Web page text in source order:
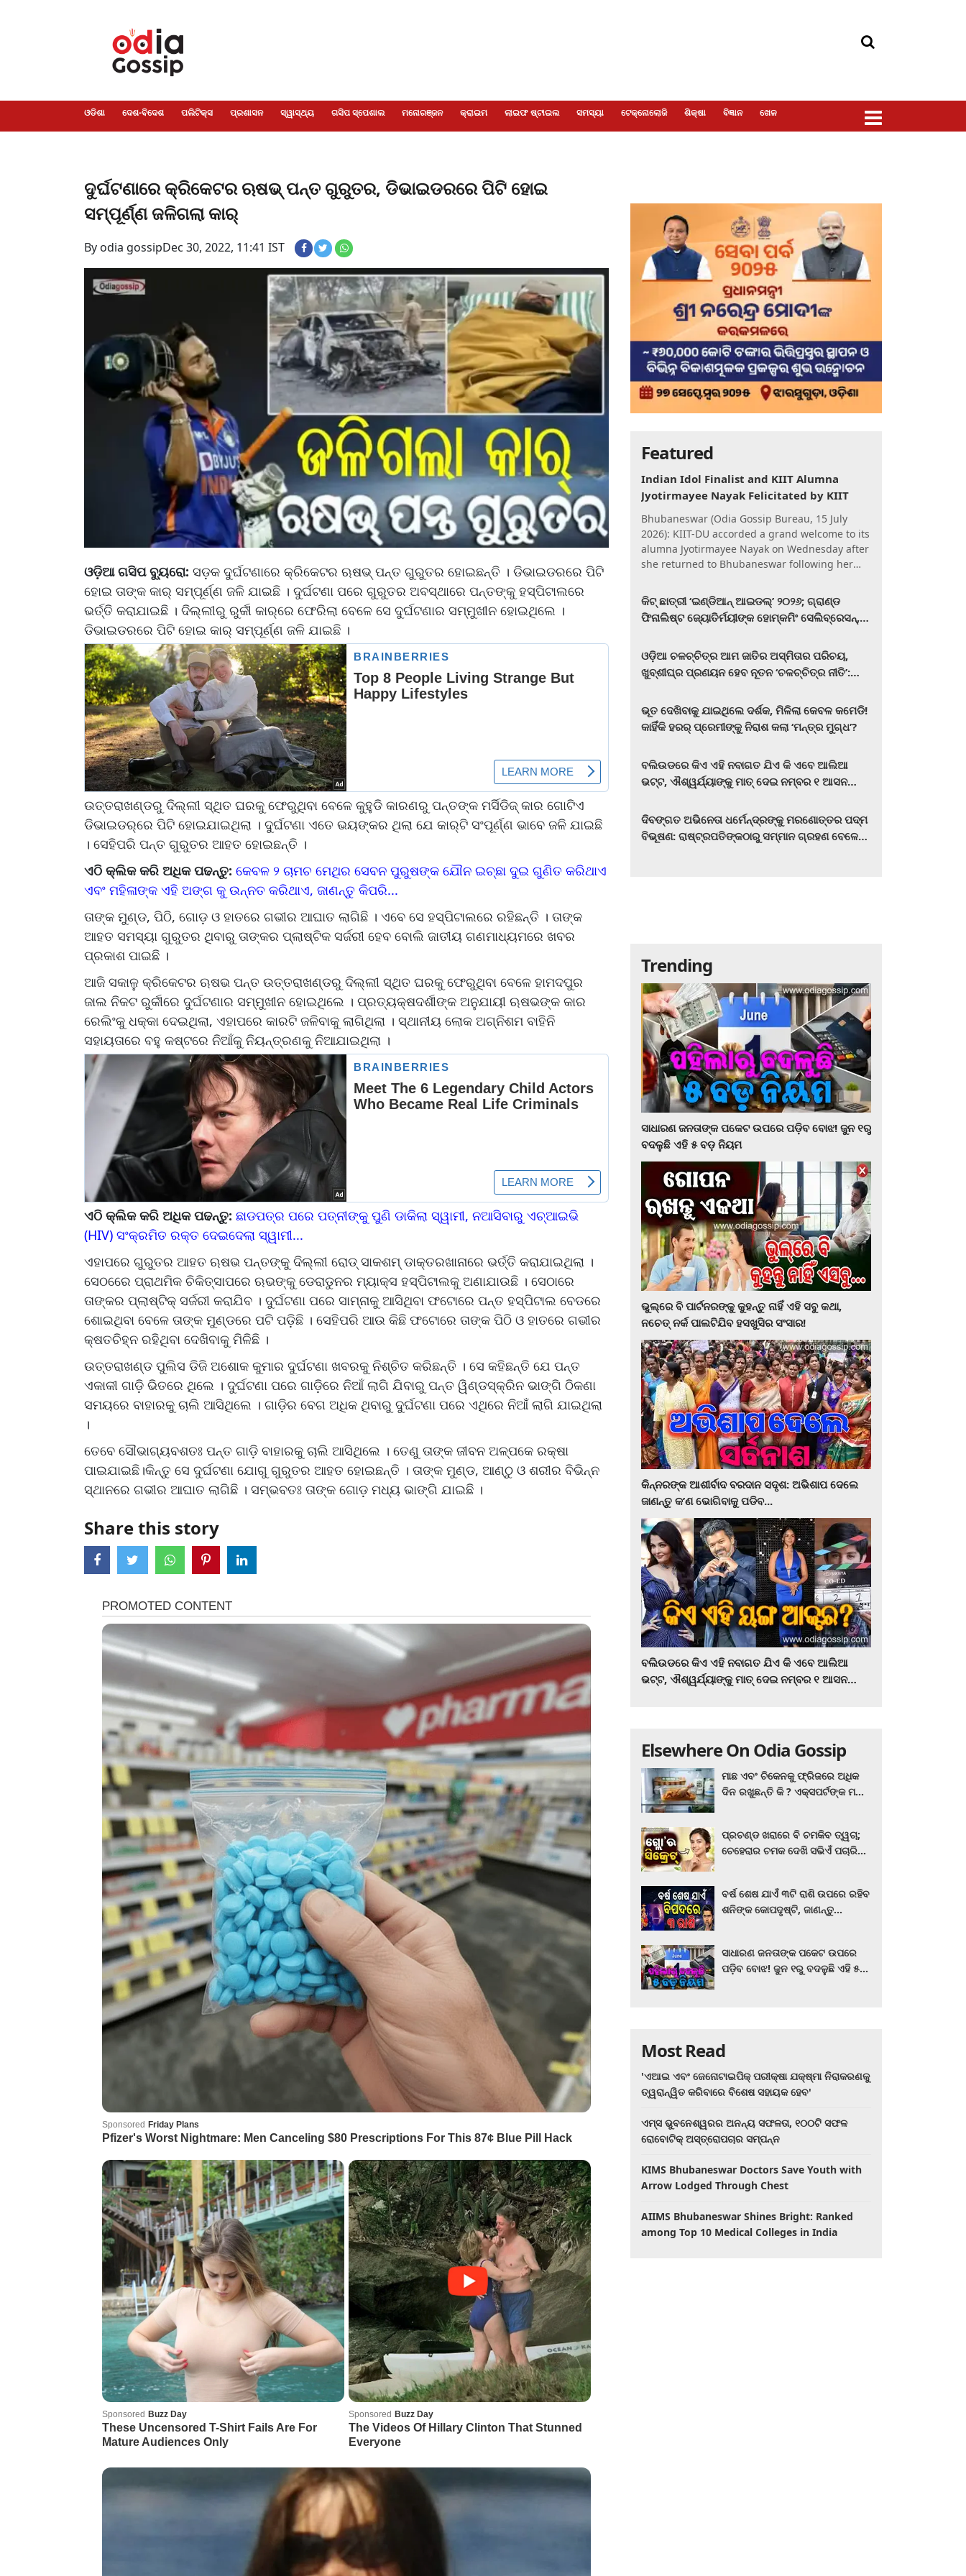
ଓଡିଶା ଦେଶ-ବିଦେଶ ପଲିଟିକ୍ସ ପ୍ରଶାସନ ସ୍ୱାସ୍ଥ୍ୟ ଗସିପ ସ୍ପେଶାଲ ମନୋରଞ୍ଜନ କ୍ରାଇମ ଲାଇଫ ଷ୍ଟାଇଲ ସମସ୍ୟା ଟେକ୍ନୋଲୋଜି ଶିକ୍ଷା ବିଜ୍ଞାନ ଖେଳ
ଦୁର୍ଘଟଣାରେ କ୍ରିକେଟର ଋଷଭ୍ ପନ୍ତ ଗୁରୁତର, ଡିଭାଇଡରରେ ପିଟି ହୋଇ
ସମ୍ପୂର୍ଣ୍ଣ ଜଳିଗଲା କାର୍
By odia gossipDec 30, 2022, 11:41 IST
ଓଡ଼ିଆ ଗସିପ ବ୍ୟୁରୋ: ସଡ଼କ ଦୁର୍ଘଟଣାରେ କ୍ରିକେଟର ଋଷଭ୍ ପନ୍ତ ଗୁରୁତର ହୋଇଛନ୍ତି । ଡିଭାଇଡରରେ ପିଟି
ହୋଇ ତାଙ୍କ କାର୍ ସମ୍ପୂର୍ଣ୍ଣ ଜଳି ଯାଇଛି । ଦୁର୍ଘଟଣା ପରେ ଗୁରୁତର ଅବସ୍ଥାରେ ପନ୍ତଙ୍କୁ ହସ୍ପିଟାଲରେ
ଭର୍ତ୍ତି କରାଯାଇଛି । ଦିଲ୍ଲୀରୁ ରୁର୍କୀ କାର୍‌ରେ ଫେରିଲା ବେଳେ ସେ ଦୁର୍ଘଟଣାର ସମ୍ମୁଖୀନ ହୋଇଥିଲେ ।
ଡିଭାଇଡରରେ ପିଟି ହୋଇ କାର୍ ସମ୍ପୂର୍ଣ୍ଣ ଜଳି ଯାଇଛି ।
ଉତ୍ତରାଖଣ୍ଡରୁ ଦିଲ୍ଲୀ ସ୍ଥିତ ଘରକୁ ଫେରୁଥିବା ବେଳେ କୁହୁଡି କାରଣରୁ ପନ୍ତଙ୍କ ମର୍ସିଡିଜ୍‌ କାର ଗୋଟିଏ
ଡିଭାଇଡର୍‌ରେ ପିଟି ହୋଇଯାଇଥିଲା । ଦୁର୍ଘଟଣା ଏତେ ଭୟଙ୍କର ଥିଲା ଯେ କାର୍‌ଟି ସଂପୂର୍ଣ୍ଣ ଭାବେ ଜଳି ଯାଇଛି
। ସେହିପରି ପନ୍ତ ଗୁରୁତର ଆହତ ହୋଇଛନ୍ତି ।
ଏଠି କ୍ଲିକ କରି ଅଧିକ ପଢନ୍ତୁ: କେବଳ ୨ ଚାମଚ ମେଥିର ସେବନ ପୁରୁଷଙ୍କ ଯୌନ ଇଚ୍ଛା ଦୁଇ ଗୁଣିତ କରିଥାଏ
ଏବଂ ମହିଳାଙ୍କ ଏହି ଅଙ୍ଗ କୁ ଉନ୍ନତ କରିଥାଏ, ଜାଣନ୍ତୁ କିପରି...
ତାଙ୍କ ମୁଣ୍ଡ, ପିଠି, ଗୋଡ଼ ଓ ହାତରେ ଗଭୀର ଆଘାତ ଲାଗିଛି । ଏବେ ସେ ହସ୍ପିଟାଲରେ ରହିଛନ୍ତି । ତାଙ୍କ
ଆହତ ସମସ୍ୟା ଗୁରୁତର ଥିବାରୁ ତାଙ୍କର ପ୍ଲାଷ୍ଟିକ ସର୍ଜରୀ ହେବ ବୋଲି ଜାତୀୟ ଗଣମାଧ୍ୟମରେ ଖବର
ପ୍ରକାଶ ପାଇଛି ।
ଆଜି ସକାଳୁ କ୍ରିକେଟର ଋଷଭ ପନ୍ତ ଉତ୍ତରାଖଣ୍ଡରୁ ଦିଲ୍ଲୀ ସ୍ଥିତ ଘରକୁ ଫେରୁଥିବା ବେଳେ ହାମଦପୁର
ଜାଲ ନିକଟ ରୁର୍କୀରେ ଦୁର୍ଘଟଣାର ସମ୍ମୁଖୀନ ହୋଇଥିଲେ । ପ୍ରତ୍ୟକ୍ଷଦର୍ଶୀଙ୍କ ଅନୁଯାୟୀ ଋଷଭଙ୍କ କାର
ରେଲିଂକୁ ଧକ୍କା ଦେଇଥିଲା, ଏହାପରେ କାରଟି ଜଳିବାକୁ ଲାଗିଥିଲା । ସ୍ଥାନୀୟ ଲୋକ ଅଗ୍ନିଶମ ବାହିନି
ସହାୟତାରେ ବହୁ କଷ୍ଟରେ ନିଆଁକୁ ନିୟନ୍ତ୍ରଣକୁ ନିଆଯାଇଥିଲା ।
ଏଠି କ୍ଲିକ କରି ଅଧିକ ପଢନ୍ତୁ: ଛାଡପତ୍ର ପରେ ପତ୍ନୀଙ୍କୁ ପୁଣି ଡାକିଲା ସ୍ୱାମୀ, ନଆସିବାରୁ ଏଚ୍‌ଆଇଭି
(HIV) ସଂକ୍ରମିତ ରକ୍ତ ଦେଇଦେଲା ସ୍ୱାମୀ...
ଏହାପରେ ଗୁରୁତର ଆହତ ଋଷଭ ପନ୍ତଙ୍କୁ ଦିଲ୍ଲୀ ରୋଡ୍‌ ସାକଶମ୍ ଡାକ୍ତରଖାନାରେ ଭର୍ତ୍ତି କରାଯାଇଥିଲା ।
ସେଠରେେ ପ୍ରାଥମିକ ଚିକିତ୍ସାପରେ ଋଭଙ୍କୁ ଡେରାଡୁନର ମ୍ୟାକ୍ସ ହସ୍ପିଟାଲକୁ ଅଣାଯାଉଛି । ସେଠାରେ
ତାଙ୍କର ପ୍ଲାଷ୍ଟିକ୍ ସର୍ଜରୀ କରାଯିବ । ଦୁର୍ଘଟଣା ପରେ ସାମ୍ନାକୁ ଆସିଥିବା ଫଟୋରେ ପନ୍ତ ହସ୍ପିଟାଲ ବେଡରେ
ଶୋଇଥିବା ବେଳେ ତାଙ୍କ ମୁଣ୍ଡରେ ପଟି ପଡ଼ିଛି । ସେହିପରି ଆଉ କିଛି ଫଟୋରେ ତାଙ୍କ ପିଠି ଓ ହାତରେ ଗଭୀର
କ୍ଷତଚିହ୍ନ ରହିଥିବା ଦେଖିବାକୁ ମିଳିଛି ।
ଉତ୍ତରାଖଣ୍ଡ ପୁଲିସ ଡିଜି ଅଶୋକ କୁମାର ଦୁର୍ଘଟଣା ଖବରକୁ ନିଶ୍ଚିତ କରିଛନ୍ତି । ସେ କହିଛନ୍ତି ଯେ ପନ୍ତ
ଏକାକୀ ଗାଡ଼ି ଭିତରେ ଥିଲେ । ଦୁର୍ଘଟଣା ପରେ ଗାଡ଼ିରେ ନିଆଁ ଲାଗି ଯିବାରୁ ପନ୍ତ ୱିଣ୍ଡସ୍କ୍ରିନ ଭାଙ୍ଗି ଠିକଣା
ସମୟରେ ବାହାରକୁ ଚାଲି ଆସିଥିଲେ । ଗାଡ଼ିର ବେଗ ଅଧିକ ଥିବାରୁ ଦୁର୍ଘଟଣା ପରେ ଏଥିରେ ନିଆଁ ଲାଗି ଯାଇଥିଲା
।
ତେବେ ସୌଭାଗ୍ୟବଶତଃ ପନ୍ତ ଗାଡ଼ି ବାହାରକୁ ଚାଲି ଆସିଥିଲେ । ତେଣୁ ତାଙ୍କ ଜୀବନ ଅଳ୍ପକେ ରକ୍ଷା
ପାଇଯାଇଛି।କିନ୍ତୁ ସେ ଦୁର୍ଘଟଣା ଯୋଗୁ ଗୁରୁତର ଆହତ ହୋଇଛନ୍ତି । ତାଙ୍କ ମୁଣ୍ଡ, ଆଣ୍ଠୁ ଓ ଶରୀର ବିଭିନ୍ନ
ସ୍ଥାନରେ ଗଭୀର ଆଘାତ ଲାଗିଛି । ସମ୍ଭବତଃ ତାଙ୍କ ଗୋଡ଼ ମଧ୍ୟ ଭାଙ୍ଗି ଯାଇଛି ।
Share this story
Featured
Indian Idol Finalist and KIIT Alumna
Jyotirmayee Nayak Felicitated by KIIT
Bhubaneswar (Odia Gossip Bureau, 15 July
2026): KIIT-DU accorded a grand welcome to its
alumna Jyotirmayee Nayak on Wednesday after
she returned to Bhubaneswar following her
କିଟ୍‍ ଛାତ୍ରୀ ‘ଇଣ୍ଡିଆନ୍ ଆଇଡଲ୍‌’ ୨୦୨୬; ଗ୍ରାଣ୍ଡ
ଫିନାଲିଷ୍ଟ ଜ୍ୟୋତିର୍ମୟୀଙ୍କ ହୋମ୍‍କମିଂ ସେଲିବ୍ରେସନ୍‍,
ଓଡ଼ିଆ ଚଳଚ୍ଚିତ୍ର ଆମ ଜାତିର ଅସ୍ମିତାର ପରିଚୟ,
ଖୁବ୍‌ଶୀଘ୍ର ପ୍ରଣୟନ ହେବ ନୂତନ ‘ଚଳଚ୍ଚିତ୍ର ନୀତି’:
ଭୂତ ଦେଖିବାକୁ ଯାଇଥିଲେ ଦର୍ଶକ, ମିଳିଲା କେବଳ କମେଡି!
କାହିଁକି ହରର୍‌ ପ୍ରେମୀଙ୍କୁ ନିରାଶ କଲା ‘ମନ୍ତ୍ର ମୁଗ୍ଧ’?
ବଲିଉଡରେ କିଏ ଏହି ନବାଗତ ଯିଏ କି ଏବେ ଆଲିଆ
ଭଟ୍ଟ, ଐଶ୍ୱର୍ଯ୍ୟାଙ୍କୁ ମାତ୍‌ ଦେଇ ନମ୍ବର ୧ ଆସନ
ଦିବଙ୍ଗତ ଅଭିନେତା ଧର୍ମେନ୍ଦ୍ରଙ୍କୁ ମରଣୋତ୍ତର ପଦ୍ମ
ବିଭୂଷଣ: ରାଷ୍ଟ୍ରପତିଙ୍କଠାରୁ ସମ୍ମାନ ଗ୍ରହଣ ବେଳେ
Trending
ସାଧାରଣ ଜନତାଙ୍କ ପକେଟ ଉପରେ ପଡ଼ିବ ବୋଝ! ଜୁନ ୧ରୁ
ବଦଳୁଛି ଏହି ୫ ବଡ଼ ନିୟମ
ଭୁଲ୍‌ରେ ବି ପାର୍ଟନରଙ୍କୁ କୁହନ୍ତୁ ନାହିଁ ଏହି ସବୁ କଥା,
ନଚେତ୍‌ ନର୍କ ପାଲଟିଯିବ ହସଖୁସିର ସଂସାର!
କିନ୍ନରଙ୍କ ଆଶୀର୍ବାଦ ବରଦାନ ସଦୃଶ: ଅଭିଶାପ ଦେଲେ
ଜାଣନ୍ତୁ କ’ଣ ଭୋଗିବାକୁ ପଡିବ...
ବଲିଉଡରେ କିଏ ଏହି ନବାଗତ ଯିଏ କି ଏବେ ଆଲିଆ
ଭଟ୍ଟ, ଐଶ୍ୱର୍ଯ୍ୟାଙ୍କୁ ମାତ୍‌ ଦେଇ ନମ୍ବର ୧ ଆସନ
Elsewhere On Odia Gossip
ମାଛ ଏବଂ ଚିକେନକୁ ଫ୍ରିଜରେ ଅଧିକ
ଦିନ ରଖୁଛନ୍ତି କି ? ଏକ୍ସପର୍ଟଙ୍କ ମତ
ପ୍ରଚଣ୍ଡ ଖରାରେ ବି ଚମକିବ ତ୍ୱଚା;
ଚେହେରାର ଚମକ ଦେଖି ସଭିଏଁ ପଚାରିବେ
ବର୍ଷ ଶେଷ ଯାଏଁ ୩ଟି ରାଶି ଉପରେ ରହିବ
ଶନିଙ୍କ କୋପଦୃଷ୍ଟି, ଜାଣନ୍ତୁ
ସାଧାରଣ ଜନତାଙ୍କ ପକେଟ ଉପରେ
ପଡ଼ିବ ବୋଝ! ଜୁନ ୧ରୁ ବଦଳୁଛି ଏହି ୫
Most Read
'ଏଆଇ ଏବଂ ଜେନୋଟାଇପିକ୍ ପରୀକ୍ଷା ଯକ୍ଷ୍ମା ନିରାକରଣକୁ
ତ୍ୱରାନ୍ୱିତ କରିବାରେ ବିଶେଷ ସହାୟକ ହେବ'
ଏମ୍ସ ଭୁବନେଶ୍ୱରର ଅନନ୍ୟ ସଫଳତା, ୧୦୦ଟି ସଫଳ
ରୋବୋଟିକ୍ ଅସ୍ତ୍ରୋପଚାର ସମ୍ପନ୍ନ
KIMS Bhubaneswar Doctors Save Youth with
Arrow Lodged Through Chest
AIIMS Bhubaneswar Shines Bright: Ranked
among Top 10 Medical Colleges in India